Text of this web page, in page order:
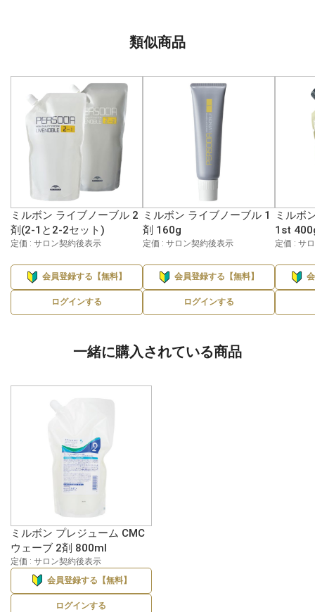
類似商品
ミルボン ライブノーブル 2
剤(2-1と2-2セット)
定価 : サロン契約後表示
会員登録する【無料】
ログインする
ミルボン ライブノーブル 1
剤 160g
定価 : サロン契約後表示
会員登録する【無料】
ログインする
ミルボ
1st
定価 : サ
一緒に購入されている商品
ミルボン プレジューム CMC
ウェーブ 2剤 800ml
定価 : サロン契約後表示
会員登録する【無料】
ログインする